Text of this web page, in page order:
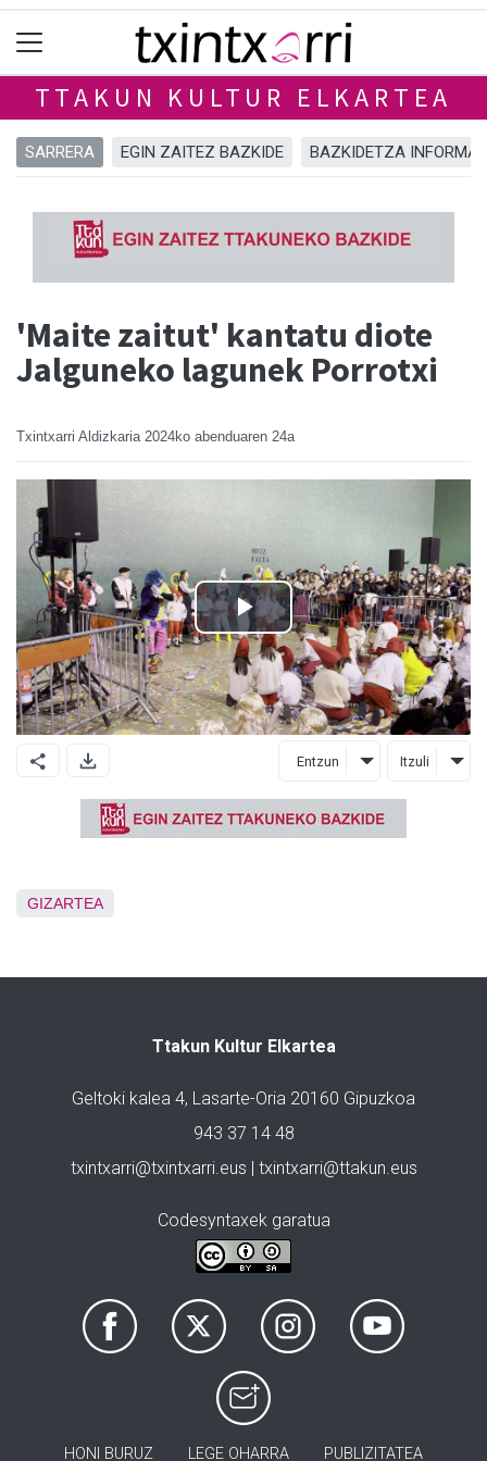
TTAKUN KULTUR ELKARTEA
SARRERA EGIN ZAITEZ BAZKIDE BAZKIDETZA
'Maite zaitut' kantatu diote
Jalguneko lagunek Porrotxi
Txintxarri Aldizkaria 2024ko abenduaren 24a
Entzun Itzuli
GIZARTEA
Ttakun Kultur Elkartea
Geltoki kalea 4, Lasarte-Oria 20160 Gipuzkoa
943 37 14 48
txintxarri@txintxarri.eus | txintxarri@ttakun.eus
Codesyntaxek garatua
HONI BURUZ LEGE OHARRA PUBLIZITATEA